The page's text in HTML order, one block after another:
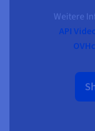
Weitere
API